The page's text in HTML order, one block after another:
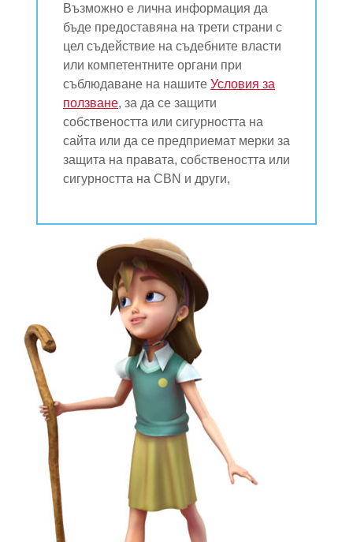
Възможно е лична информация да
бъде предоставяна на трети страни с
цел съдействие на съдебните власти
или компетентните органи при
съблюдаване на нашите Условия за
ползване, за да се защити
собствеността или сигурността на
сайта или да се предприемат мерки за
защита на правата, собствеността или
сигурността на CBN и други,